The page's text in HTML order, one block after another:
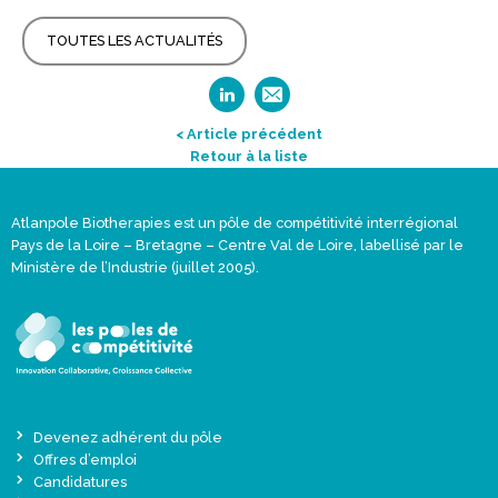
TOUTES LES ACTUALITÉS
< Article précédent
Retour à la liste
Atlanpole Biotherapies est un pôle de compétitivité interrégional
Pays de la Loire – Bretagne – Centre Val de Loire, labellisé par le
Ministère de l’Industrie (juillet 2005).
Devenez adhérent du pôle
Offres d’emploi
Candidatures